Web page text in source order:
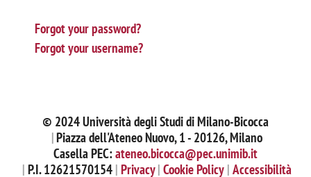
Forgot your password?
Forgot your username?
© 2024 Università degli Studi di Milano-Bicocca
Piazza dell'Ateneo Nuovo, 1 - 20126, Milano
Casella PEC:ateneo.bicocca@pec.unimib.it
P.I. 12621570154 Privacy Cookie Policy Accessibilità